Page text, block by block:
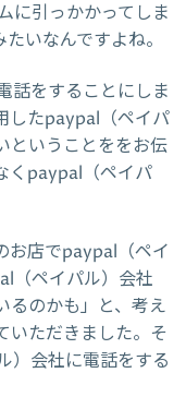
に引っかかってしま
いなんですよね。
話をすることにしま
したpaypal（ペイパ
ということををお伝
くpaypal（ペイパ
お店でpaypal（ペイ
（ペイパル）会社
るのかも」と、考え
いただきました。そ
）会社に電話をする